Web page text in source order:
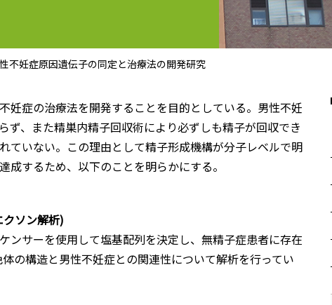
不妊症原因遺伝子の同定と治療法の開発研究
妊症の治療法を開発することを目的としている。男性不妊
、また精巣内精子回収術により必ずしも精子が回収でき
ていない。この理由として精子形成機構が分子レベルで明
するため、以下のことを明らかにする。
ソン解析)
ンサーを使用して塩基配列を決定し、無精子症患者に存在
の構造と男性不妊症との関連性について解析を行ってい